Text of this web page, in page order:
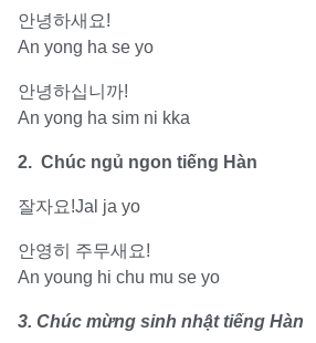
안녕하새요!
An yong ha se yo
안녕하십니까!
An yong ha sim ni kka
2. Chúc ngủ ngon tiếng Hàn
잘자요!Jal ja yo
안영히 주무새요!
An young hi chu mu se yo
3. Chúc mừng sinh nhật tiếng Hàn